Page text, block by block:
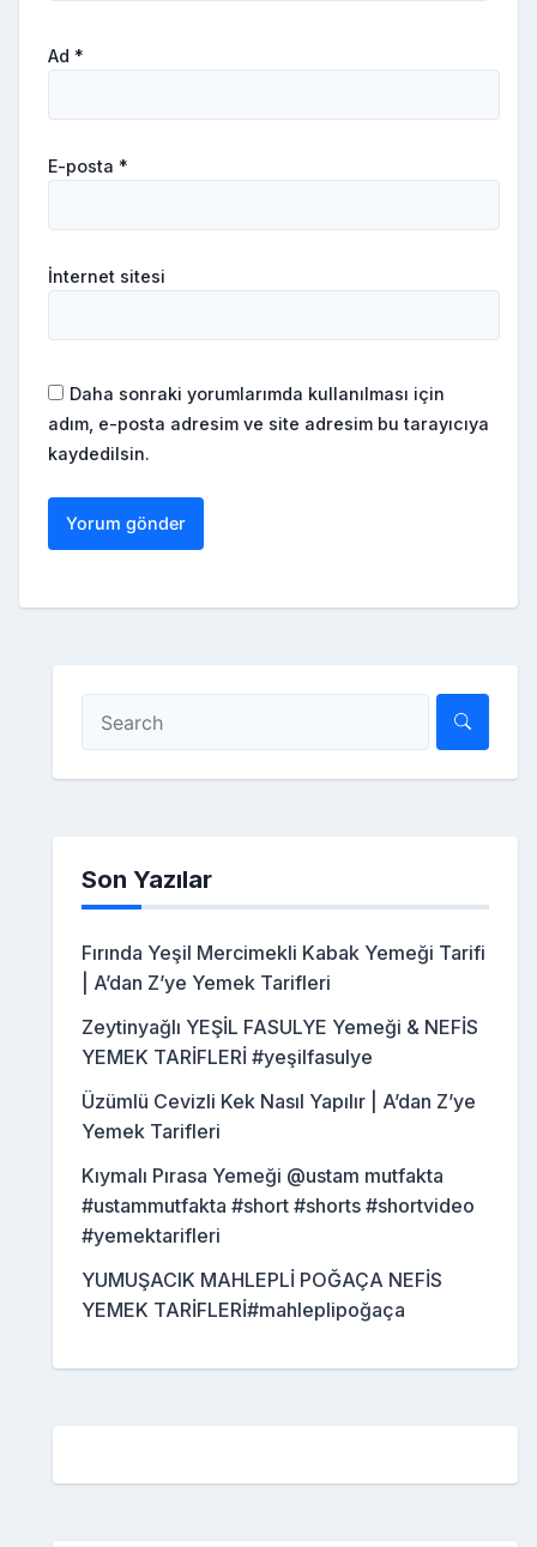
Ad *
E-posta *
İnternet sitesi
Daha sonraki yorumlarımda kullanılması için
adım, e-posta adresim ve site adresim bu tarayıcıya
kaydedilsin.
Son Yazılar
Fırında Yeşil Mercimekli Kabak Yemeği Tarifi
| A’dan Z’ye Yemek Tarifleri
Zeytinyağlı YEŞİL FASULYE Yemeği & NEFİS
YEMEK TARİFLERİ #yeşilfasulye
Üzümlü Cevizli Kek Nasıl Yapılır | A’dan Z’ye
Yemek Tarifleri
Kıymalı Pırasa Yemeği @ustam mutfakta
#ustammutfakta #short #shorts #shortvideo
#yemektarifleri
YUMUŞACIK MAHLEPLİ POĞAÇA NEFİS
YEMEK TARİFLERİ#mahleplipoğaça